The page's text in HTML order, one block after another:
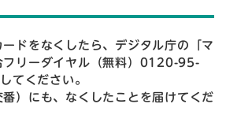
ドをなくしたら、デジタル庁の「マ
フリーダイヤル（無料）0120-95-
てください。
）にも、なくしたことを届けてくだ